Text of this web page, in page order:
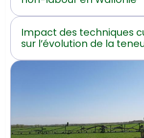
Impact des techniques
sur l’évolution de la